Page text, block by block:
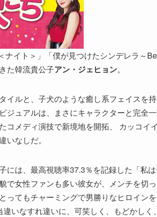
ナイト＞」「僕が見つけたシンデレラ～
た韓流貴公子アン・ジェヒョン。
イルと、子犬のような癒し系フェイスを
ジュアルは、まさにキャラクターと完全一
コメディ演技で新境地を開拓、 カッコイ
いなしだ。
には、最高視聴率37.3％を記録した「私
で女性ファンも多い彼女が、メンチを切
ってもチャーミングで男勝りなヒロインを
いなすれ違いに、可笑しく、もどかしく